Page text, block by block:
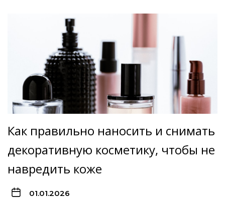
Как правильно наносить и снимать
декоративную косметику, чтобы не
навредить коже
01.01.2026